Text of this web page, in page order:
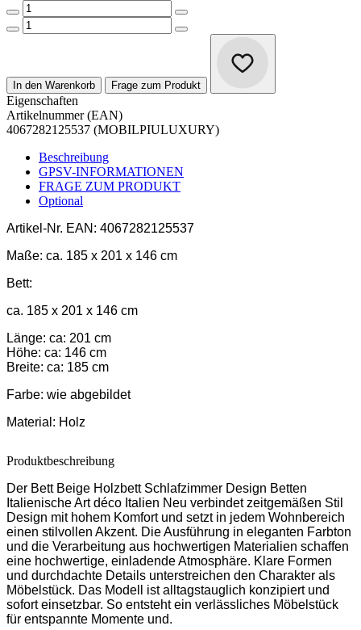
In den Warenkorb Frage zum Produkt
Eigenschaften
Artikelnummer (EAN)
4067282125537 (MOBILPIULUXURY)
Beschreibung
GPSV-INFORMATIONEN
FRAGE ZUM PRODUKT
Optional
Artikel-Nr. EAN: 4067282125537
Maße: ca. 185 x 201 x 146 cm
Bett:
ca. 185 x 201 x 146 cm
Länge: ca: 201 cm
Höhe: ca: 146 cm
Breite: ca: 185 cm
Farbe: wie abgebildet
Material: Holz
Produktbeschreibung
Der Bett Beige Holzbett Schlafzimmer Design Betten
Italienische Art déco Italien Neu verbindet zeitgemäßen Stil
Design mit hohem Komfort und setzt in jedem Wohnbereich
einen stilvollen Akzent. Die Ausführung in eleganten Farbton
und die Verarbeitung aus hochwertigen Materialien schaffen
eine hochwertige, einladende Atmosphäre. Klare Formen
und durchdachte Details unterstreichen den Charakter als
Möbelstück. Das Modell ist alltagstauglich konzipiert und
sofort einsetzbar. So entsteht ein verlässliches Möbelstück
für entspannte Momente und.